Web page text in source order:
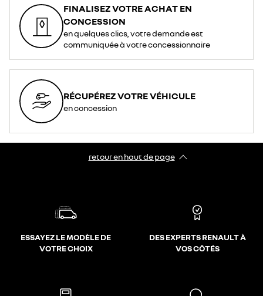
FINALISEZ VOTRE ACHAT EN
CONCESSION
en quelques clics, votre demande est
communiquée à votre concessionnaire
RÉCUPÉREZ VOTRE VÉHICULE
en concession
retour en haut de page​
ESSAYEZ LE MODÈLE DE
VOTRE CHOIX
DES EXPERTS RENAULT À
VOS CÔTÉS